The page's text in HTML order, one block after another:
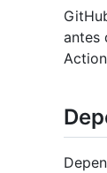
antes